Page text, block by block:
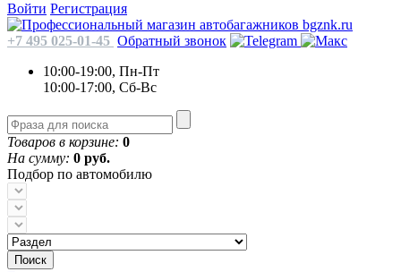
Войти Регистрация
+7 495 025-01-45 Обратный звонок
10:00-19:00, Пн-Пт
10:00-17:00, Сб-Вс
Товаров в корзине: 0
На сумму: 0 руб.
Подбор по автомобилю
Поиск